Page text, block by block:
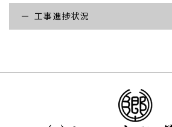
工事進捗状況